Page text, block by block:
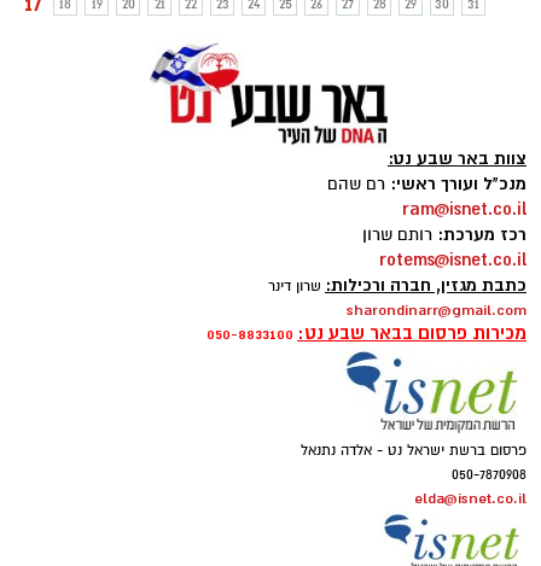
18 19 20 21 22 23 24 25 26 27 28 29 30 31
צוות באר שבע נט:
מנכ"ל ועורך ראשי: רם שהם
ram@isnet.co.il
רכז מערכת: רותם שרון
rotems@isnet.co.il
כתבת מגזין, חברה ורכילות: שרון דינר
sharondinarr@gmail.com
מכירות פרסום בבאר שבע נט: 050-8833100
פרסום ברשת ישראל נט - אלדה נתנאל
050-7870908
elda@isnet.co.il